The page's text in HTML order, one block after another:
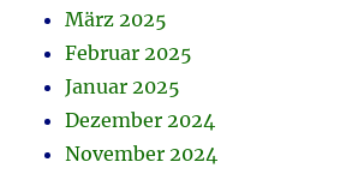
März 2025
Februar 2025
Januar 2025
Dezember 2024
November 2024